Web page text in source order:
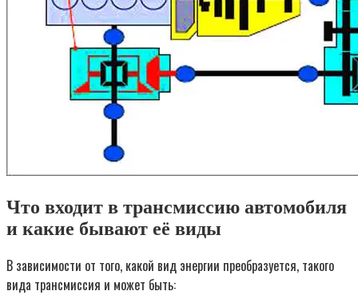
Что входит в трансмиссию автомобиля
и какие бывают её виды
В зависимости от того, какой вид энергии преобразуется, такого
вида трансмиссия и может быть: